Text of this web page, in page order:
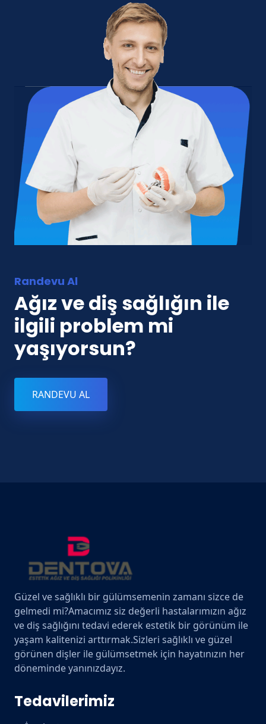
Randevu Al
Ağız ve diş sağlığın ile
ilgili problem mi
yaşıyorsun?
RANDEVU AL
Güzel ve sağlıklı bir gülümsemenin zamanı sizce de
gelmedi mi?Amacımız siz değerli hastalarımızın ağız
ve diş sağlığını tedavi ederek estetik bir görünüm ile
yaşam kalitenizi arttırmak.Sizleri sağlıklı ve güzel
görünen dişler ile gülümsetmek için hayatınızın her
döneminde yanınızdayız.
Tedavilerimiz